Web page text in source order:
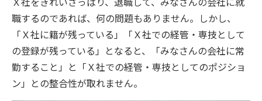
職するのであれば、何の問題もありません。しかし、
「Ｘ社に籍が残っている」「Ｘ社での経管・専技として
の登録が残っている」となると、「みなさんの会社に常
勤すること」と「Ｘ社での経管・専技としてのポジショ
ン」との整合性が取れません。